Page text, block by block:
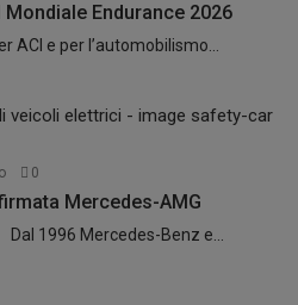
Endurance 2026
ACI e per l’automobilismo...
0
Mercedes-AMG
1996 Mercedes-Benz e...